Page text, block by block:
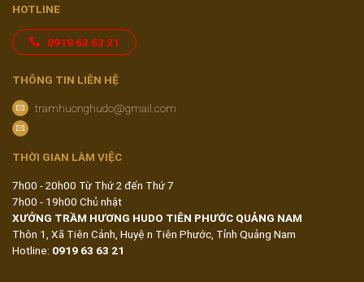
HOTLINE
0919 63 63 21
THÔNG TIN LIÊN HỆ
tramhuonghudo@gmail.com
THỜI GIAN LÀM VIỆC
7h00 - 20h00 Từ Thứ 2 đến Thứ 7
7h00 - 19h00 Chủ nhật
XƯỞNG TRẦM HƯƠNG HUDO TIÊN PHƯỚC QUẢNG NAM
Thôn 1, Xã Tiên Cảnh, Huyện Tiên Phước, Tỉnh Quảng Nam
Hotline: 0919 63 63 21